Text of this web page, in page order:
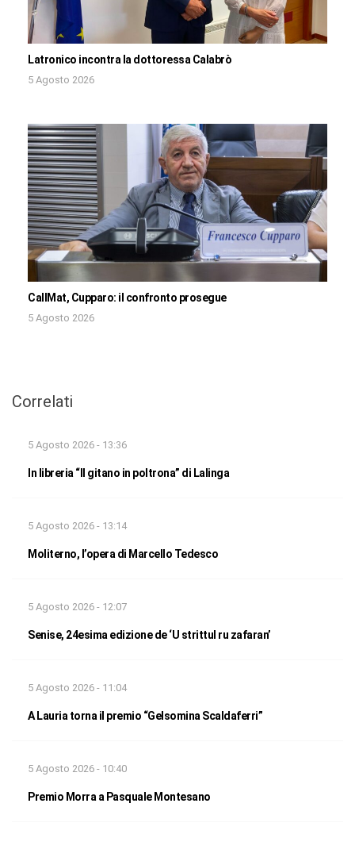
Latronico incontra la dottoressa Calabrò
5 Agosto 2026
CallMat, Cupparo: il confronto prosegue
5 Agosto 2026
Correlati
5 Agosto 2026 - 13:36
In libreria “Il gitano in poltrona” di Lalinga
5 Agosto 2026 - 13:14
Moliterno, l’opera di Marcello Tedesco
5 Agosto 2026 - 12:07
Senise, 24esima edizione de ‘U strittul ru zafaran’
5 Agosto 2026 - 11:04
A Lauria torna il premio “Gelsomina Scaldaferri”
5 Agosto 2026 - 10:40
Premio Morra a Pasquale Montesano